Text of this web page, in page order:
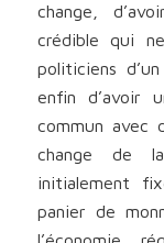
change,
crédible qui
politiciens
enfin d’avoir
commun avec
change de
initialement
panier de